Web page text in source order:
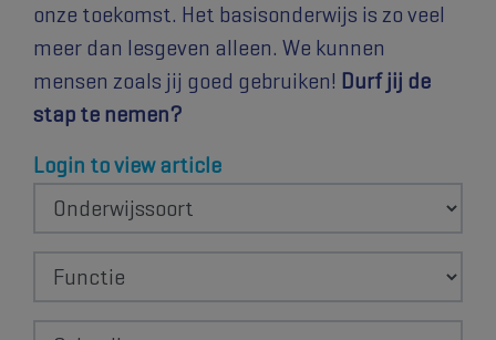
onze toekomst. Het basisonderwijs is zo veel
meer dan lesgeven alleen. We kunnen
mensen zoals jij goed gebruiken! Durf jij de
stap te nemen?
Login to view article
Onderwijssoort
Functie